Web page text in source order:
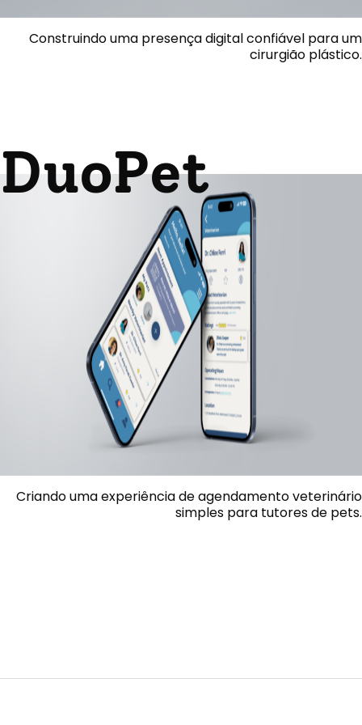
Construindo uma presença digital confiável para um
cirurgião plástico.
DuoPet
Criando uma experiência de agendamento veterinário
simples para tutores de pets.